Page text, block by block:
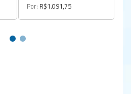
Por: R$1.091,75